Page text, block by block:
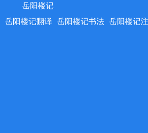
岳阳楼记
岳阳楼记翻译 岳阳楼记书法 岳阳楼记